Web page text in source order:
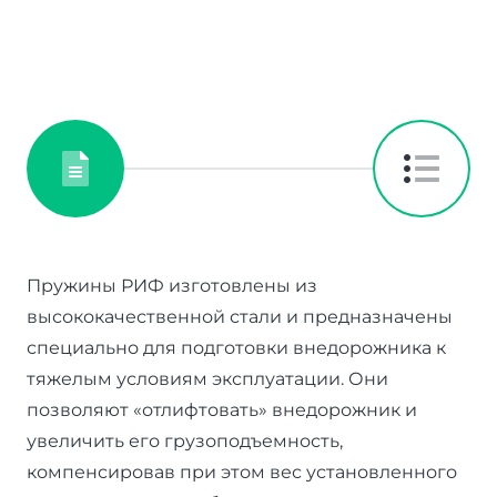
Пружины РИФ изготовлены из
высококачественной стали и предназначены
специально для подготовки внедорожника к
тяжелым условиям эксплуатации. Они
позволяют «отлифтовать» внедорожник и
увеличить его грузоподъемность,
компенсировав при этом вес установленного